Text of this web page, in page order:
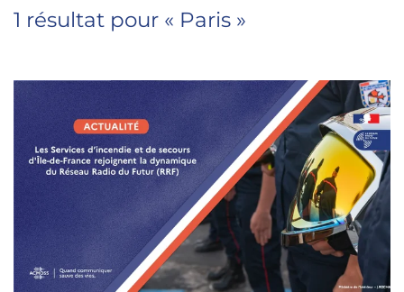
1 résultat pour « Paris »